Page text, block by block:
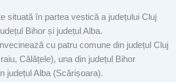
situată în partea vestică a județului Cluj
Bihor și județul Alba.
cu patru comune din județul Cluj
Călățele), una din județul Bihor
județul Alba (Scărișoara).